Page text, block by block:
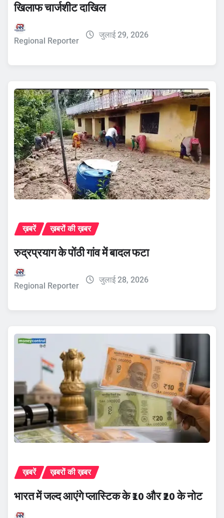
खिलाफ चार्जशीट दाखिल
Regional Reporter
जुलाई 29, 2026
ख़बरें ख़बरों की ख़बर
रुद्रप्रयाग के पोंठी गांव में बादल फटा
Regional Reporter
जुलाई 28, 2026
ख़बरें ख़बरों की ख़बर
भारत में जल्द आएंगे प्लास्टिक के ₹10 और ₹20 के नोट